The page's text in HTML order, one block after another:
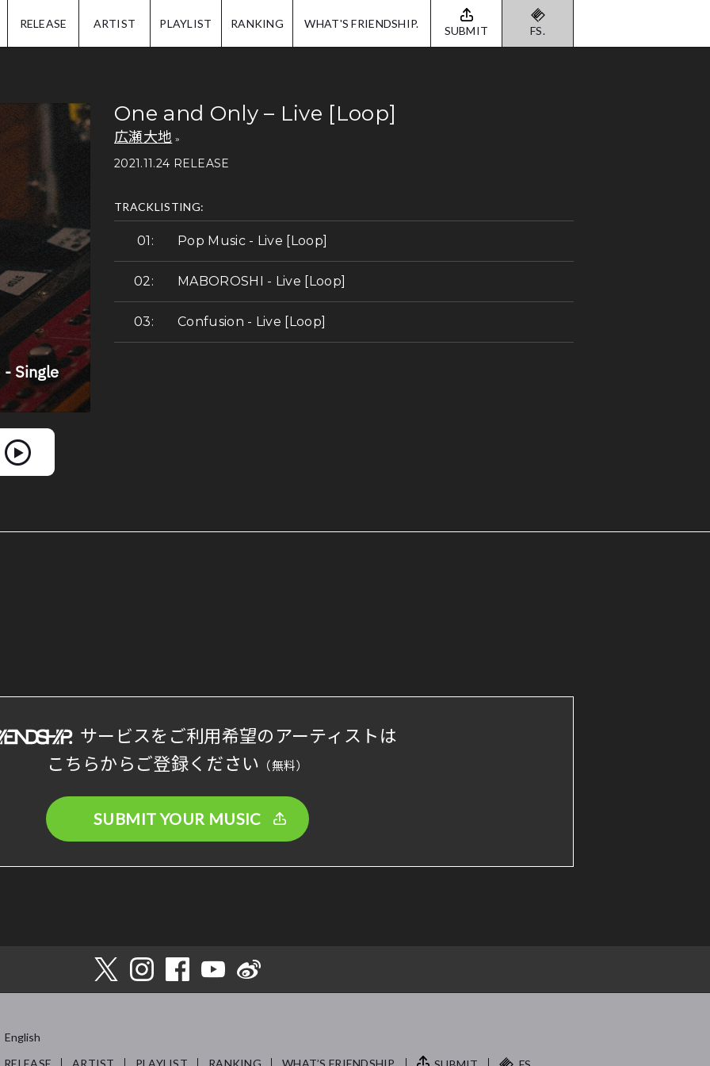
RELEASE ARTIST PLAYLIST RANKING WHAT'S FRIENDSHIP. SUBMIT FS.
One and Only – Live [Loop]
広瀬大地
2021.11.24 RELEASE
TRACKLISTING:
Pop Music - Live [Loop]
MABOROSHI - Live [Loop]
Confusion - Live [Loop]
サービスをご利用希望のアーティストは
こちらからご登録ください （無料）
SUBMIT YOUR MUSIC
English
RELEASE ARTIST PLAYLIST RANKING WHAT’S FRIENDSHIP.